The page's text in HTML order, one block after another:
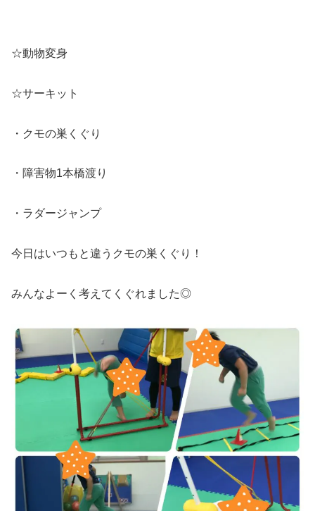
☆動物変身
☆サーキット
・クモの巣くぐり
・障害物1本橋渡り
・ラダージャンプ
今日はいつもと違うクモの巣くぐり！
みんなよーく考えてくぐれました◎